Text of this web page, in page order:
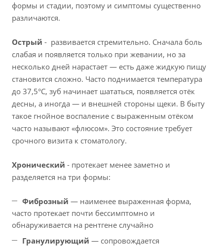
формы и стадии, поэтому и симптомы существенно
различаются.
Острый - развивается стремительно. Сначала боль
слабая и появляется только при жевании, но за
несколько дней нарастает — есть даже жидкую пищу
становится сложно. Часто поднимается температура
до 37,5°C, зуб начинает шататься, появляется отёк
десны, а иногда — и внешней стороны щеки. В быту
такое гнойное воспаление с выраженным отёком
часто называют «флюсом». Это состояние требует
срочного визита к стоматологу.
Хронический - протекает менее заметно и
разделяется на три формы:
Фиброзный — наименее выраженная форма,
часто протекает почти бессимптомно и
обнаруживается на рентгене случайно
Гранулирующий — сопровождается